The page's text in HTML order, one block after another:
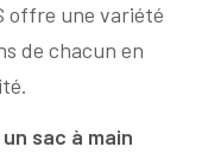
offre une variété
de chacun en
sac à main